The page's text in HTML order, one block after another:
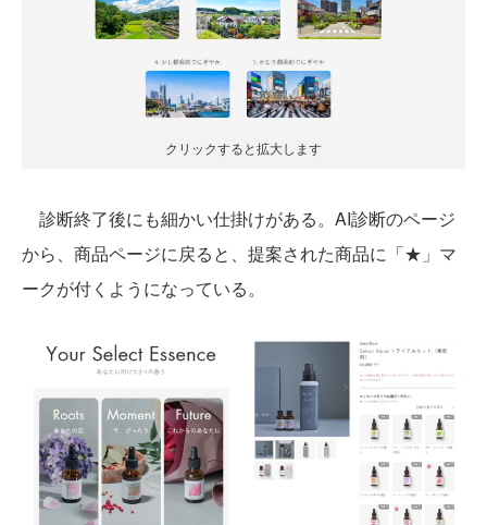
クリックすると拡大します
診断終了後にも細かい仕掛けがある。AI診断のページ
から、商品ページに戻ると、提案された商品に「★」マ
ークが付くようになっている。